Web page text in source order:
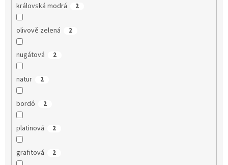
královská modrá 2
olivově zelená 2
nugátová 2
natur 2
bordó 2
platinová 2
grafitová 2